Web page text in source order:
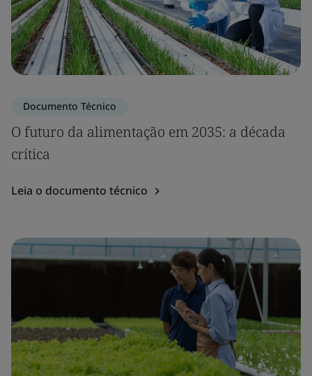
Documento Técnico
O futuro da alimentação em 2035: a década
crítica
Leia o documento técnico